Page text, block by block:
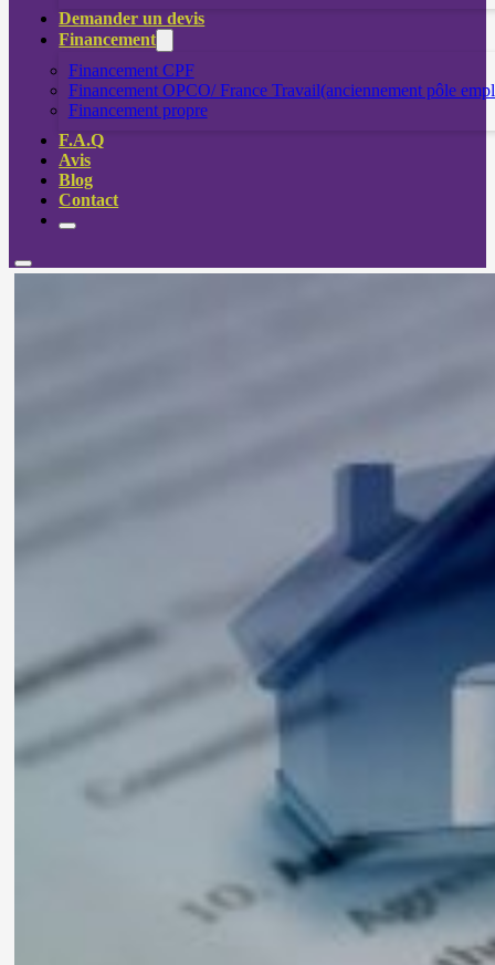
Demander un devis
Financement
Financement CPF
Financement OPCO/ France Travail(anciennement pôle
Financement propre
F.A.Q
Avis
Blog
Contact